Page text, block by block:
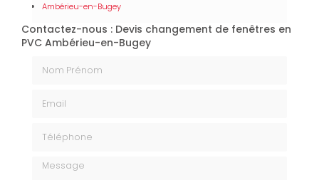
Ambérieu-en-Bugey
Contactez-nous : Devis changement de fenêtres en
PVC Ambérieu-en-Bugey
Message